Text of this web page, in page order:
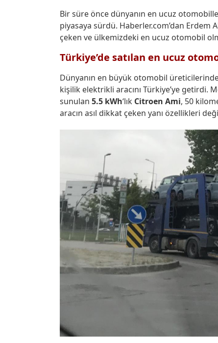
Bir süre önce dünyanın en ucuz
piyasaya sürdü. Haberler.com’dan Erdem
çeken ve ülkemizdeki en ucuz otomobil
Türkiye’de satılan en ucuz
Dünyanın en büyük otomobil
kişilik elektrikli aracını Türkiye’ye
sunulan 5.5 kWh‘lık Citroen Ami, 50
aracın asıl dikkat çeken yanı özellikleri